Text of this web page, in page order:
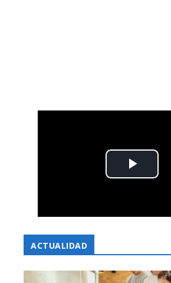
ACTUALIDAD